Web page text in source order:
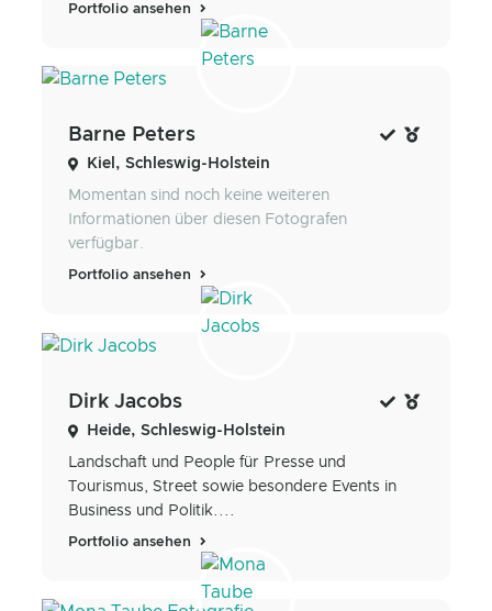
Portfolio ansehen
Barne Peters
Kiel, Schleswig-Holstein
Momentan sind noch keine weiteren
Informationen über diesen Fotografen
verfügbar.
Portfolio ansehen
Dirk Jacobs
Heide, Schleswig-Holstein
Landschaft und People für Presse und
Tourismus, Street sowie besondere Events in
Business und Politik....
Portfolio ansehen